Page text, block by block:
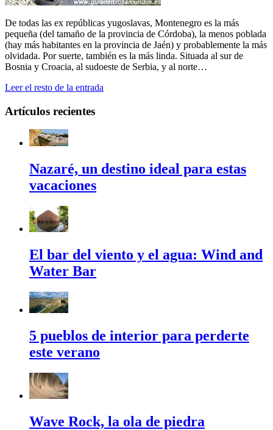
De todas las ex repúblicas yugoslavas, Montenegro es la más
pequeña (del tamaño de la provincia de Córdoba), la menos poblada
(hay más habitantes en la provincia de Jaén) y probablemente la más
olvidada. Por suerte, también es la más linda. Situada al sur de
Bosnia y Croacia, al sudoeste de Serbia, y al norte…
Leer el resto de la entrada
Artículos recientes
Nazaré, un destino ideal para estas
vacaciones
El bar del viento y el agua: Wind and
Water Bar
5 pueblos de interior para perderte
este verano
Wave Rock, la ola de piedra